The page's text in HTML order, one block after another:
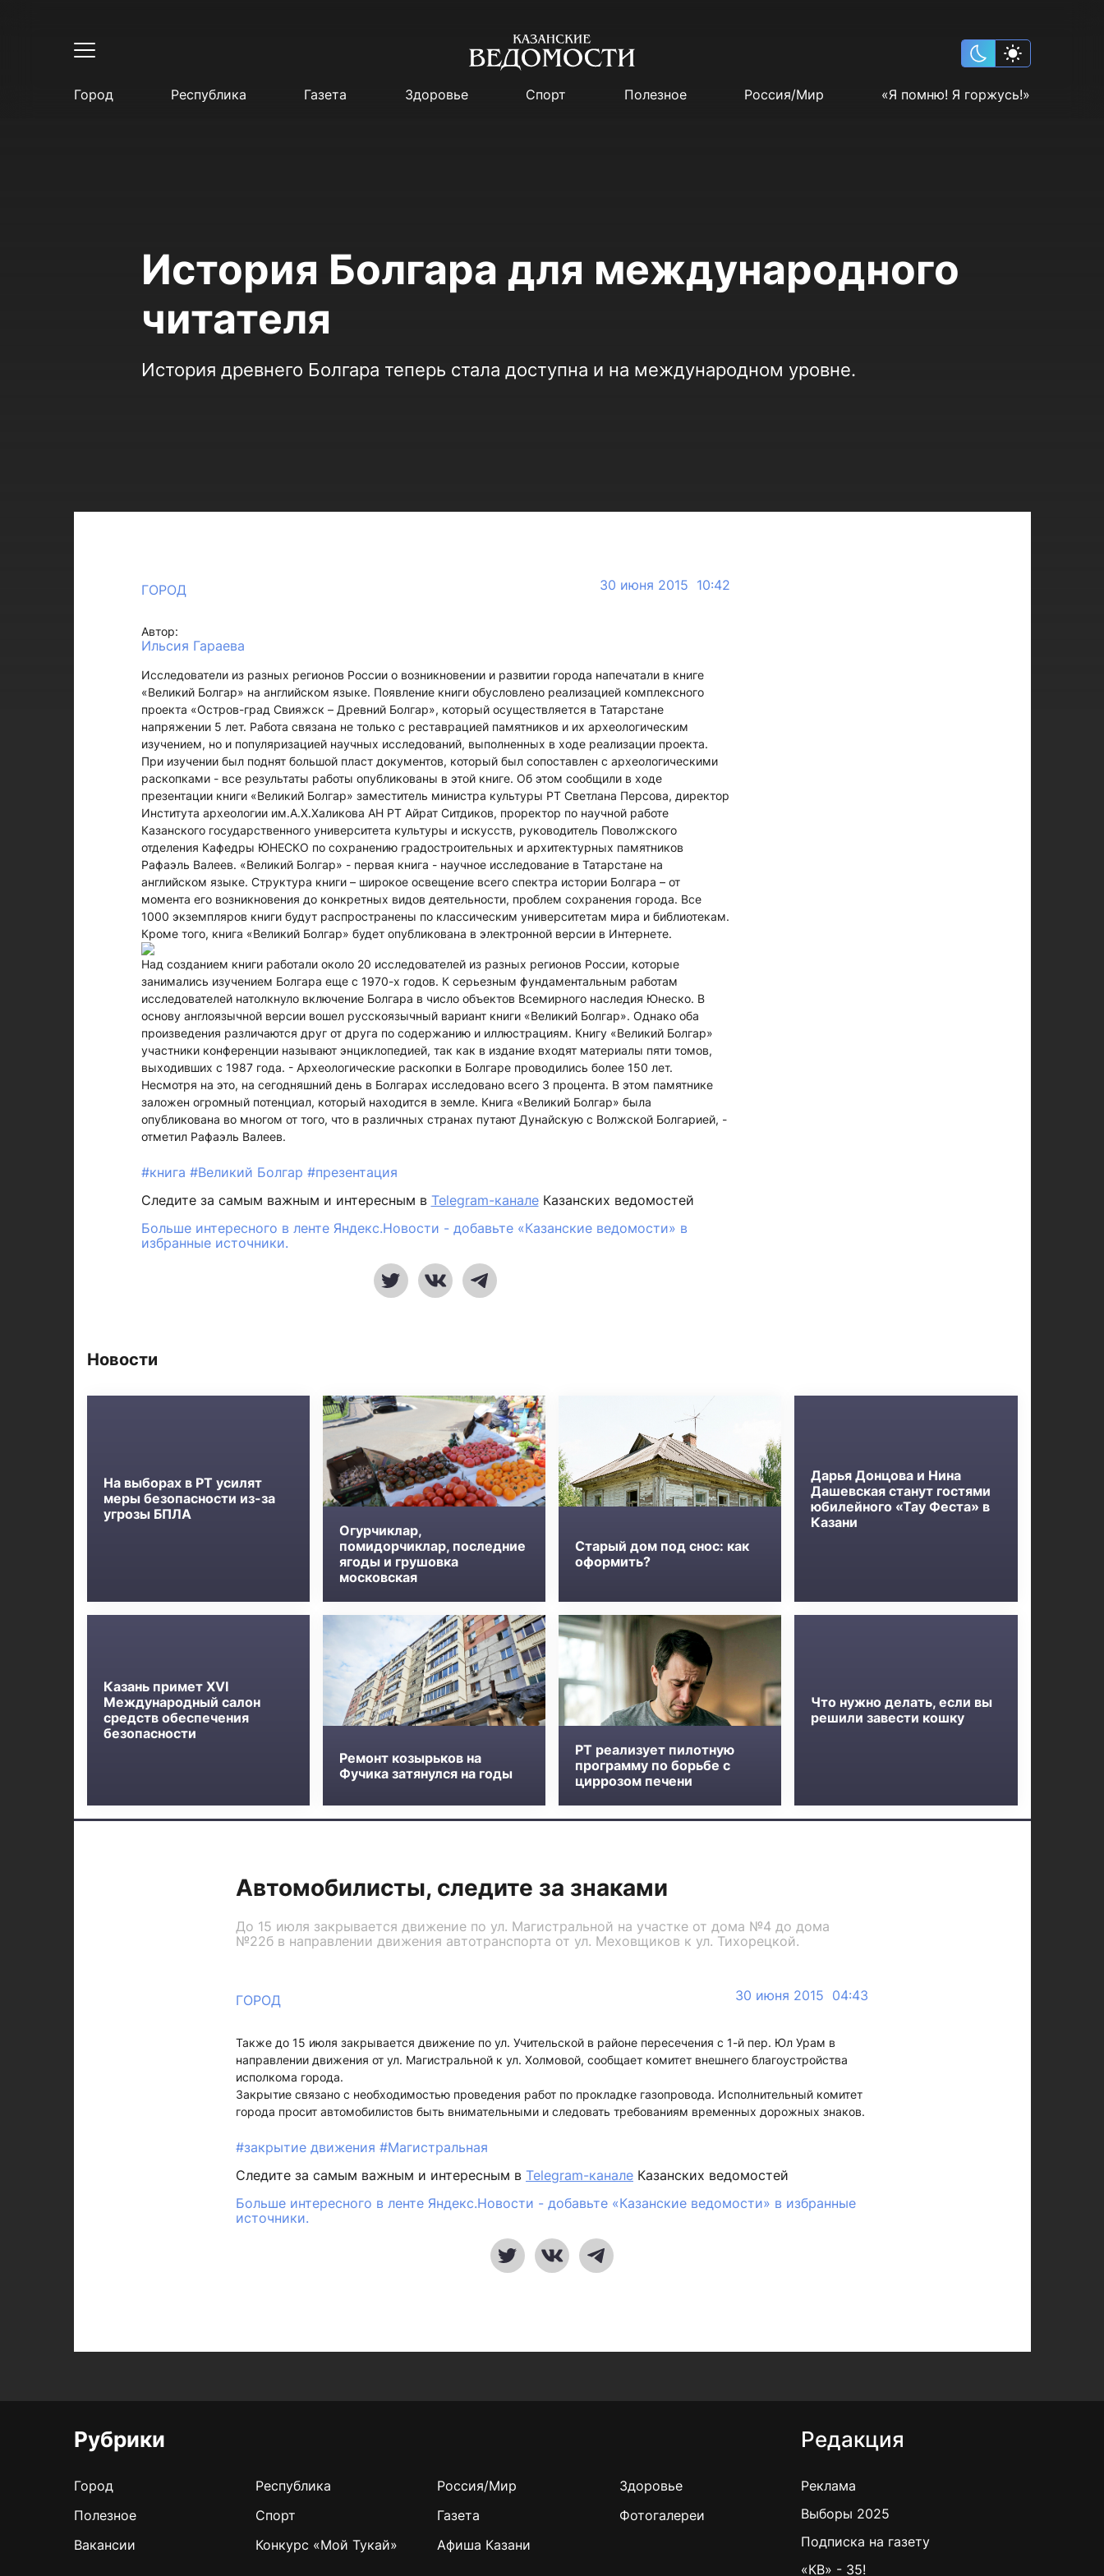
Город Республика Газета Здоровье Спорт Полезное Россия/Мир «Я помню! Я горжусь!»
История Болгара для международного
читателя
История древнего Болгара теперь стала доступна и на международном уровне.
ГОРОД 30 июня 2015 10:42
Автор:
Ильсия Гараева
Исследователи из разных регионов России о возникновении и развитии города напечатали в книге
«Великий Болгар» на английском языке. Появление книги обусловлено реализацией комплексного
проекта «Остров-град Свияжск – Древний Болгар», который осуществляется в Татарстане
напряжении 5 лет. Работа связана не только с реставрацией памятников и их археологическим
изучением, но и популяризацией научных исследований, выполненных в ходе реализации проекта.
При изучении был поднят большой пласт документов, который был сопоставлен с археологическими
раскопками - все результаты работы опубликованы в этой книге. Об этом сообщили в ходе
презентации книги «Великий Болгар» заместитель министра культуры РТ Светлана Персова, директор
Института археологии им.А.Х.Халикова АН РТ Айрат Ситдиков, проректор по научной работе
Казанского государственного университета культуры и искусств, руководитель Поволжского
отделения Кафедры ЮНЕСКО по сохранению градостроительных и архитектурных памятников
Рафаэль Валеев. «Великий Болгар» - первая книга - научное исследование в Татарстане на
английском языке. Структура книги – широкое освещение всего спектра истории Болгара – от
момента его возникновения до конкретных видов деятельности, проблем сохранения города. Все
1000 экземпляров книги будут распространены по классическим университетам мира и библиотекам.
Кроме того, книга «Великий Болгар» будет опубликована в электронной версии в Интернете.
Над созданием книги работали около 20 исследователей из разных регионов России, которые
занимались изучением Болгара еще с 1970-х годов. К серьезным фундаментальным работам
исследователей натолкнуло включение Болгара в число объектов Всемирного наследия Юнеско. В
основу англоязычной версии вошел русскоязычный вариант книги «Великий Болгар». Однако оба
произведения различаются друг от друга по содержанию и иллюстрациям. Книгу «Великий Болгар»
участники конференции называют энциклопедией, так как в издание входят материалы пяти томов,
выходивших с 1987 года. - Археологические раскопки в Болгаре проводились более 150 лет.
Несмотря на это, на сегодняшний день в Болгарах исследовано всего 3 процента. В этом памятнике
заложен огромный потенциал, который находится в земле. Книга «Великий Болгар» была
опубликована во многом от того, что в различных странах путают Дунайскую с Волжской Болгарией, -
отметил Рафаэль Валеев.
#книга #Великий Болгар #презентация
Следите за самым важным и интересным в Telegram-каналеКазанских ведомостей
Больше интересного в ленте Яндекс.Новости - добавьте «Казанские ведомости» в
избранные источники.
Новости
На выборах в РТ усилят
меры безопасности из-за
угрозы БПЛА
Огурчиклар,
помидорчиклар, последние
ягоды и грушовка
московская
Старый дом под снос: как
оформить?
Дарья Донцова и Нина
Дашевская станут гостями
юбилейного «Тау Феста» в
Казани
Казань примет XVI
Международный салон
средств обеспечения
безопасности
Ремонт козырьков на
Фучика затянулся на годы
РТ реализует пилотную
программу по борьбе с
циррозом печени
Что нужно делать, если вы
решили завести кошку
Автомобилисты, следите за знаками
До 15 июля закрывается движение по ул. Магистральной на участке от дома №4 до дома
№22б в направлении движения автотранспорта от ул. Меховщиков к ул. Тихорецкой.
ГОРОД 30 июня 2015 04:43
Также до 15 июля закрывается движение по ул. Учительской в районе пересечения с 1-й пер. Юл Урам в
направлении движения от ул. Магистральной к ул. Холмовой, сообщает комитет внешнего благоустройства
исполкома города.
Закрытие связано с необходимостью проведения работ по прокладке газопровода. Исполнительный комитет
города просит автомобилистов быть внимательными и следовать требованиям временных дорожных знаков.
#закрытие движения #Магистральная
Следите за самым важным и интересным в Telegram-канале Казанских ведомостей
Больше интересного в ленте Яндекс.Новости - добавьте «Казанские ведомости» в избранные
источники.
Рубрики
Город Республика Россия/Мир
Здоровье
Полезное
Спорт Газета
Фотогалереи
Вакансии
Конкурс «Мой Тукай» Афиша Казани
Редакция
Реклама
Выборы 2025
Подписка на газету
«КВ» - 35!